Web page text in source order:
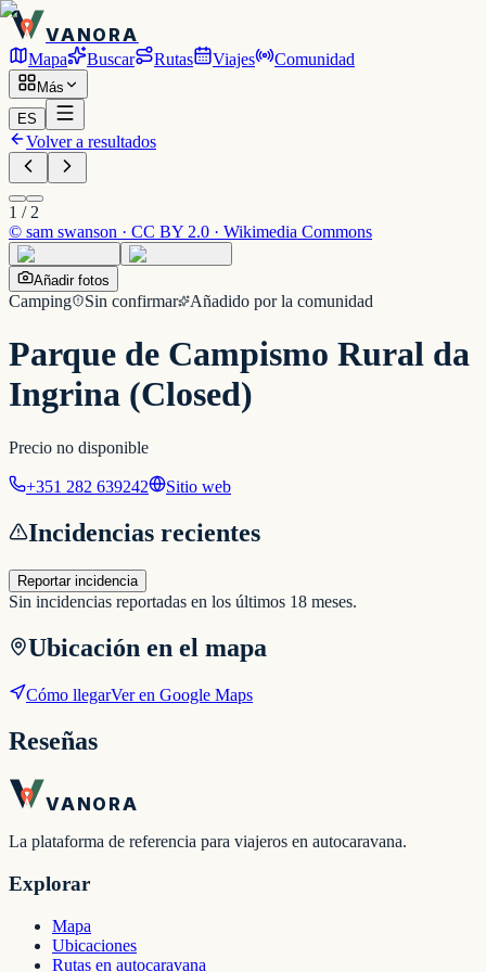
VANORA
Mapa Buscar Rutas Viajes Comunidad
Más
ES
Volver a resultados
1 / 2
© sam swanson · CC BY 2.0 · Wikimedia Commons
Añadir fotos
Camping Sin confirmar Añadido por la comunidad
Parque de Campismo Rural da
Ingrina (Closed)
Precio no disponible
+351 282 639242 Sitio web
Incidencias recientes
Reportar incidencia
Sin incidencias reportadas en los últimos 18 meses.
Ubicación en el mapa
Cómo llegarVer en Google Maps
Reseñas
VANORA
La plataforma de referencia para viajeros en autocaravana.
Explorar
Mapa
Ubicaciones
Rutas en autocaravana